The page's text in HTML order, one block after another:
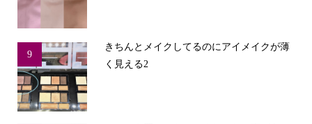
9
きちんとメイクしてるのにアイメイクが薄
く見える2